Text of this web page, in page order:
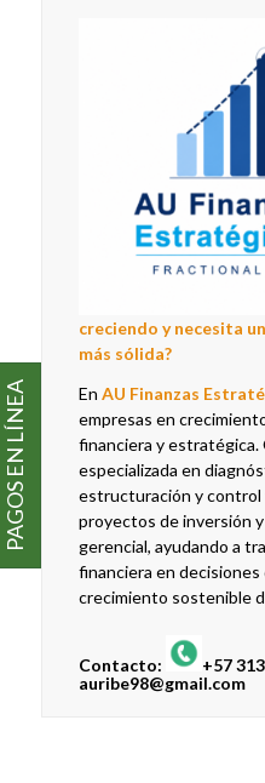
creciendo y necesita
más sólida?
En AU Finanzas
empresas en
financiera y estratégica.
especializada en
estructuración y control
proyectos de inversión
gerencial, ayudando a
financiera en decisiones
crecimiento sostenible
Contacto:
+57
auribe98@gmail.com
PAGOS EN LÍNEA